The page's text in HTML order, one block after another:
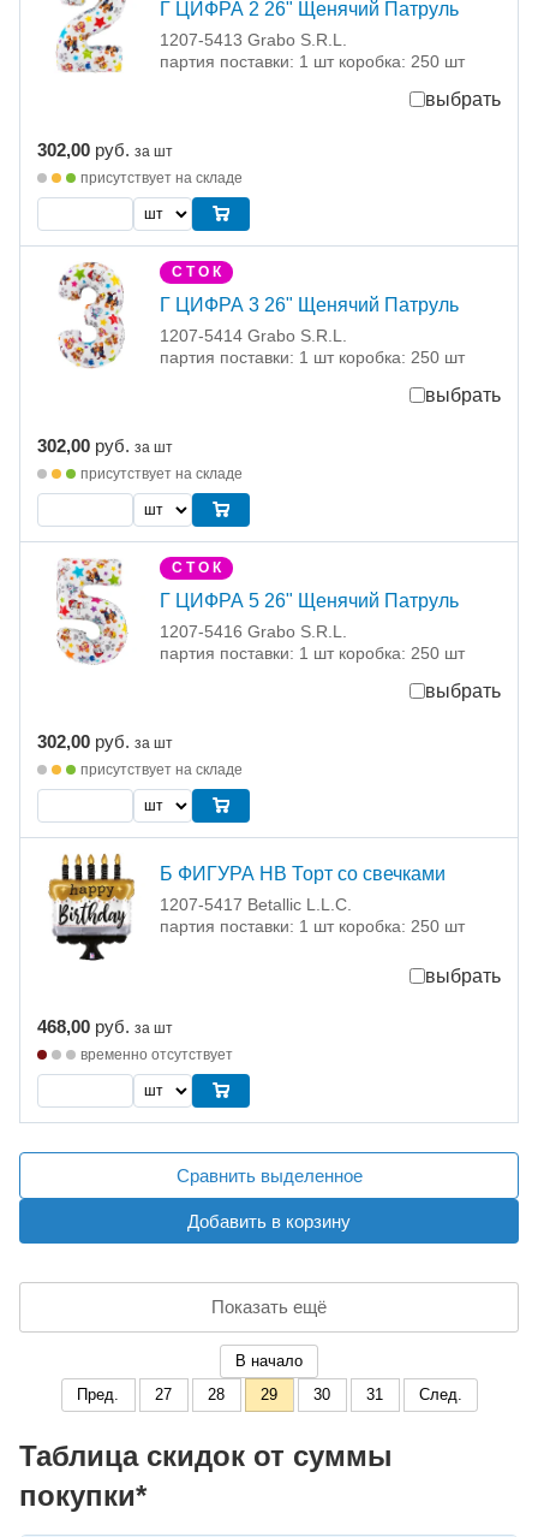
Г ЦИФРА 2 26" Щенячий Патруль
1207-5413 Grabo S.R.L.
партия поставки: 1 шт коробка: 250 шт
выбрать
302,00 руб. за шт
присутствует на складе
С Т О К
Г ЦИФРА 3 26" Щенячий Патруль
1207-5414 Grabo S.R.L.
партия поставки: 1 шт коробка: 250 шт
выбрать
302,00 руб. за шт
присутствует на складе
С Т О К
Г ЦИФРА 5 26" Щенячий Патруль
1207-5416 Grabo S.R.L.
партия поставки: 1 шт коробка: 250 шт
выбрать
302,00 руб. за шт
присутствует на складе
Б ФИГУРА HB Торт со свечками
1207-5417 Betallic L.L.C.
партия поставки: 1 шт коробка: 250 шт
выбрать
468,00 руб. за шт
временно отсутствует
Сравнить выделенное
Добавить в корзину
Показать ещё
В начало
Пред.
27 28 29 30 31 След.
Таблица скидок от суммы
покупки*